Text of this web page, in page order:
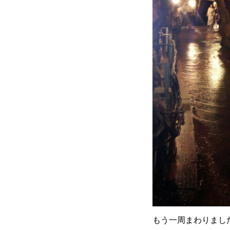
もう一周まわりまし